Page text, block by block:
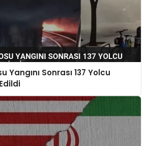
Yangını Sonrası 137 Yolcu